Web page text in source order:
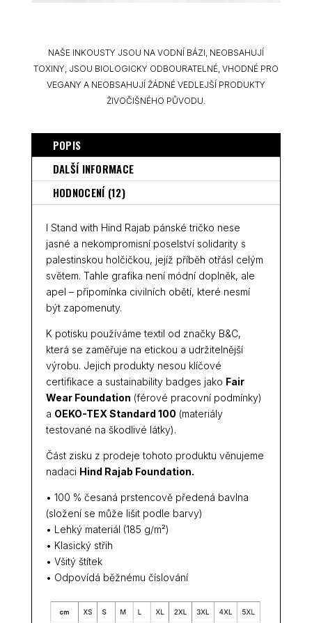
NAŠE INKOUSTY JSOU NA VODNÍ BÁZI, NEOBSAHUJÍ
TOXINY, JSOU BIOLOGICKY ODBOURATELNÉ, VHODNÉ PRO
VEGANY A NEOBSAHUJÍ ŽÁDNÉ VEDLEJŠÍ PRODUKTY
ŽIVOČIŠNÉHO PŮVODU.
POPIS
DALŠÍ INFORMACE
HODNOCENÍ (12)
I Stand with Hind Rajab pánské tričko nese
jasné a nekompromisní poselství solidarity s
palestinskou holčičkou, jejíž příběh otřásl celým
světem. Tahle grafika není módní doplněk, ale
apel – připomínka civilních obětí, které nesmí
být zapomenuty.
K potisku používáme textil od značky B&C,
která se zaměřuje na etickou a udržitelnější
výrobu. Jejich produkty nesou klíčové
certifikace a sustainability badges jako Fair
Wear Foundation (férové pracovní podmínky)
a OEKO-TEX Standard 100 (materiály
testované na škodlivé látky).
Část zisku z prodeje tohoto produktu věnujeme
nadaci Hind Rajab Foundation.
• 100 % česaná prstencově předená bavlna
(složení se může lišit podle barvy)
• Lehký materiál (185 g/m²)
• Klasický střih
• Všitý štítek
• Odpovídá běžnému číslování